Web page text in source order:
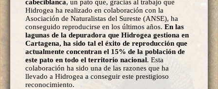
cabeciblanca, un pato que, gracias al trabajo que
Hidrogea ha realizado en colaboración con la
Asociación de Naturalistas del Sureste (ANSE), ha
conseguido reproducirse en los últimos años. En las
lagunas de la depuradora que Hidrogea gestiona en
Cartagena, ha sido tal el éxito de reproducción que
actualmente concentran el 15% de la población de
este pato en todo el territorio nacional. Esta
colaboración ha sido una de las razones que ha
llevado a Hidrogea a conseguir este prestigioso
reconocimiento.